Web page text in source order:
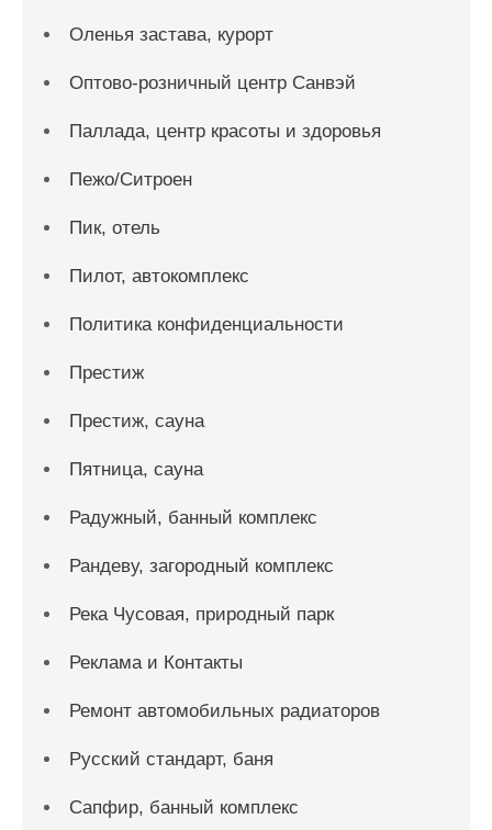
Оленья застава, курорт
Оптово-розничный центр Санвэй
Паллада, центр красоты и здоровья
Пежо/Ситроен
Пик, отель
Пилот, автокомплекс
Политика конфиденциальности
Престиж
Престиж, сауна
Пятница, сауна
Радужный, банный комплекс
Рандеву, загородный комплекс
Река Чусовая, природный парк
Реклама и Контакты
Ремонт автомобильных радиаторов
Русский стандарт, баня
Сапфир, банный комплекс